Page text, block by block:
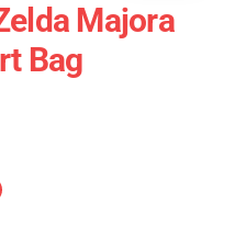
Majora
Bag